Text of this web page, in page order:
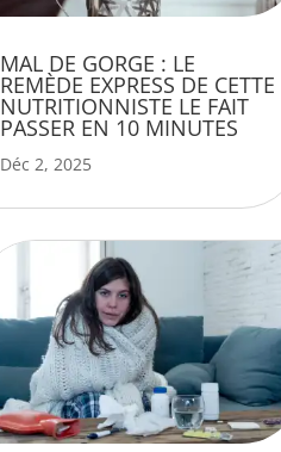
MAL DE GORGE : LE
REMÈDE EXPRESS DE CETTE
NUTRITIONNISTE LE FAIT
PASSER EN 10 MINUTES
Déc 2, 2025